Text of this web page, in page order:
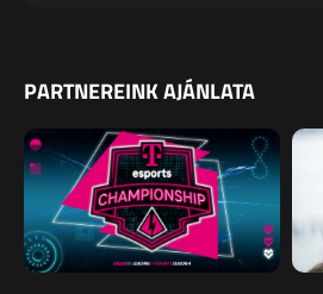
PARTNEREINK AJÁNLATA